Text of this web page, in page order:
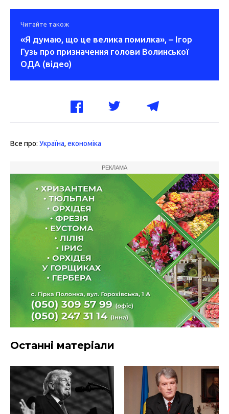
Читайте також
«Я думаю, що це велика помилка», – Ігор
Гузь про призначення голови Волинської
ОДА (відео)
Все про: Україна, економіка
РЕКЛАМА
Останні матеріали